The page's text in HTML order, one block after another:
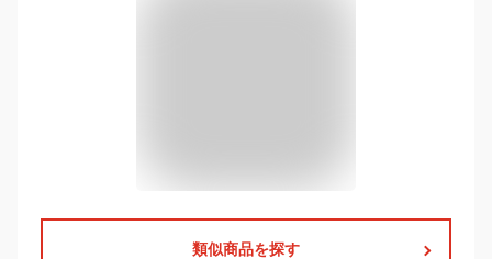
類似商品を探す